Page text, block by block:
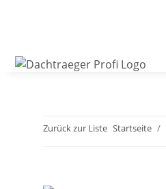
Zurück zur Liste Startseite